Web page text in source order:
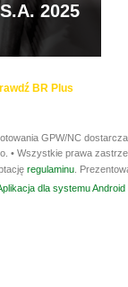
2025
BR Plus
GPW/NC dostarcza
• Wszystkie prawa
regulaminu .
dla systemu Android